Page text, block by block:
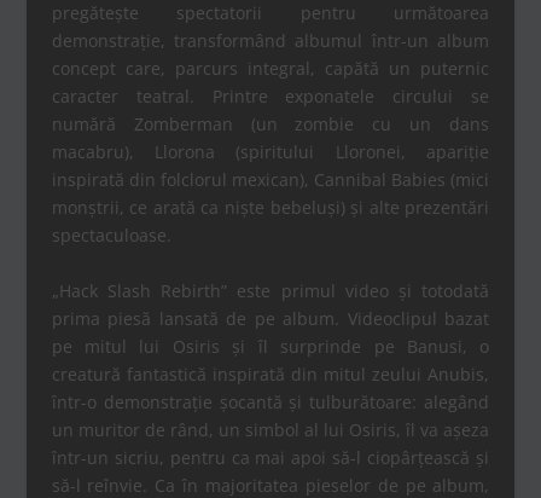
pregătește spectatorii pentru următoarea
demonstrație, transformând albumul într-un album
concept care, parcurs integral, capătă un puternic
caracter teatral. Printre exponatele circului se
numără Zomberman (un zombie cu un dans
macabru), Llorona (spiritului Lloronei, apariție
inspirată din folclorul mexican), Cannibal Babies (mici
monștrii, ce arată ca niște bebeluși) și alte prezentări
spectaculoase.
„Hack Slash Rebirth” este primul video și totodată
prima piesă lansată de pe album. Videoclipul bazat
pe mitul lui Osiris și îl surprinde pe Banusi, o
creatură fantastică inspirată din mitul zeului Anubis,
într-o demonstrație șocantă și tulburătoare: alegând
un muritor de rând, un simbol al lui Osiris, îl va așeza
într-un sicriu, pentru ca mai apoi să-l ciopârțească și
să-l reînvie. Ca în majoritatea pieselor de pe album,